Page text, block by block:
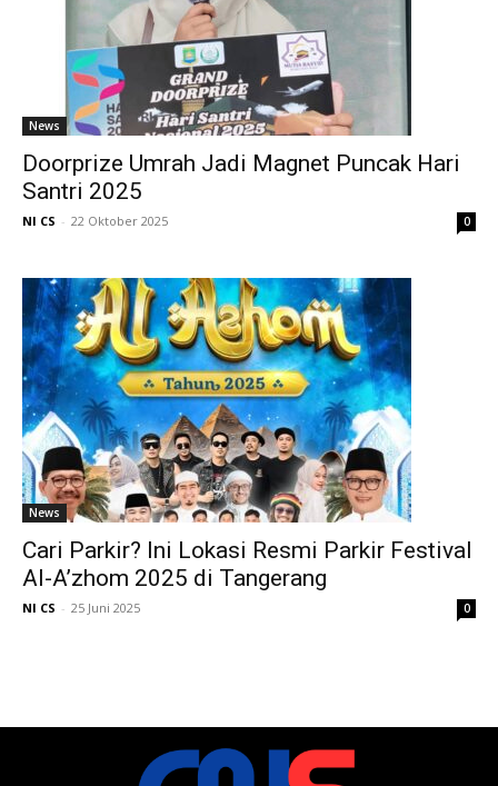
News
Doorprize Umrah Jadi Magnet Puncak Hari
Santri 2025
NI CS - 22 Oktober 2025 0
News
Cari Parkir? Ini Lokasi Resmi Parkir Festival
Al-A’zhom 2025 di Tangerang
NI CS - 25 Juni 2025 0